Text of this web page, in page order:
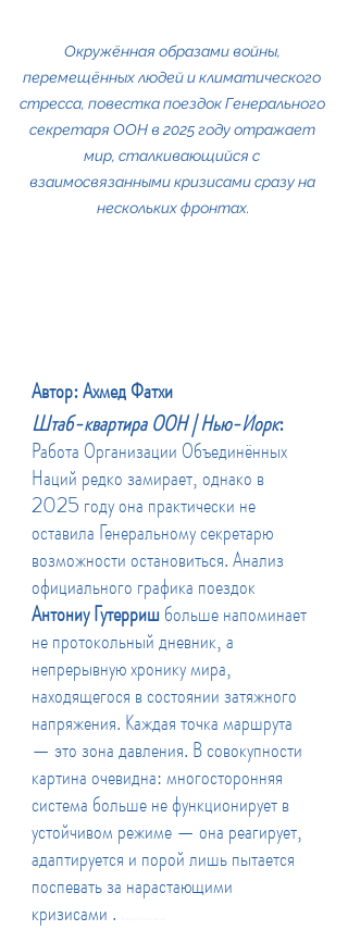
Окружённая образами войны,
перемещённых людей и климатического
стресса, повестка поездок Генерального
секретаря ООН в 2025 году отражает
мир, сталкивающийся с
взаимосвязанными кризисами сразу на
нескольких фронтах.
Автор: Ахмед Фатхи
Штаб-квартира ООН | Нью-Йорк:
Работа Организации Объединённых
Наций редко замирает, однако в
2025 году она практически не
оставила Генеральному секретарю
возможности остановиться. Анализ
официального графика поездок
Антониу Гутерриш больше напоминает
не протокольный дневник, а
непрерывную хронику мира,
находящегося в состоянии затяжного
напряжения. Каждая точка маршрута
— это зона давления. В совокупности
картина очевидна: многосторонняя
система больше не функционирует в
устойчивом режиме — она реагирует,
адаптируется и порой лишь пытается
поспевать за нарастающими
кризисами .